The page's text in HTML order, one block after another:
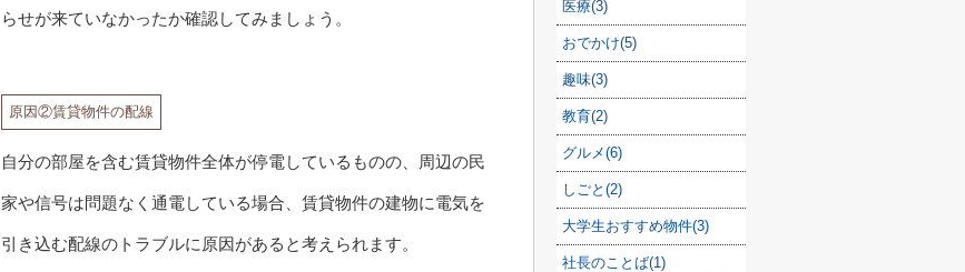
らせが来ていなかったか確認してみましょう。
原因②賃貸物件の配線
自分の部屋を含む賃貸物件全体が停電しているものの、周辺の民
家や信号は問題なく通電している場合、賃貸物件の建物に電気を
引き込む配線のトラブルに原因があると考えられます。
医療(3)
おでかけ(5)
趣味(3)
教育(2)
グルメ(6)
しごと(2)
大学生おすすめ物件(3)
社長のことば(1)